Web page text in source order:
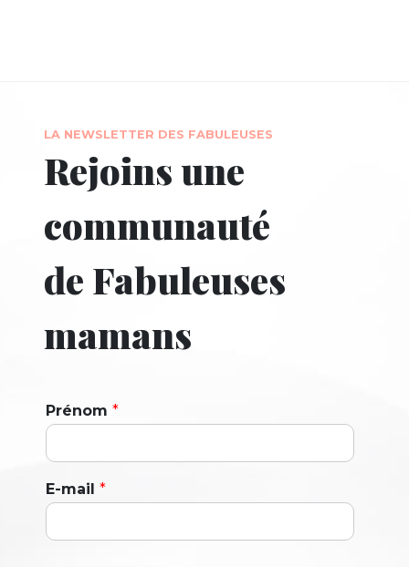
LA NEWSLETTER DES FABULEUSES
Rejoins une
communauté
de Fabuleuses
mamans
Prénom *
E-mail *